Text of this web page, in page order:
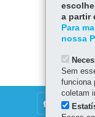
DENUNCIE
a partir
Para
nossa
Sem
funciona
coletam